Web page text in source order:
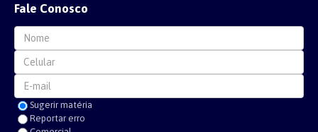
Fale Conosco
Sugerir matéria
Reportar erro